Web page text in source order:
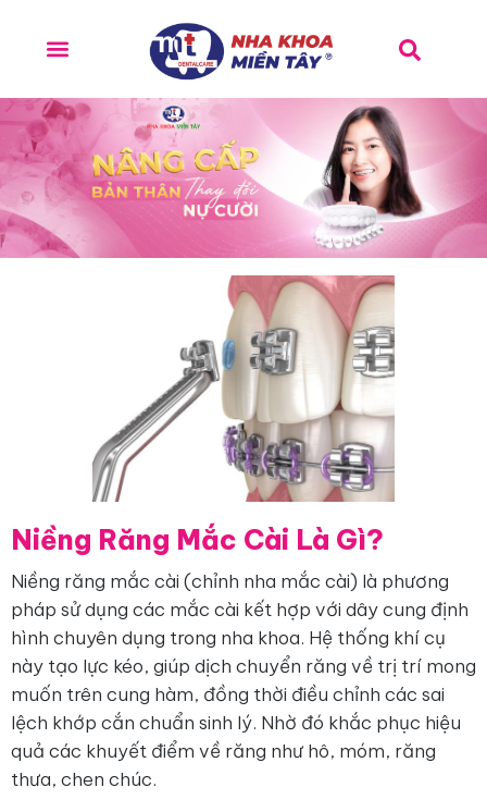
Niềng Răng Mắc Cài Là Gì?
Niềng răng mắc cài (chỉnh nha mắc cài) là phương
pháp sử dụng các mắc cài kết hợp với dây cung định
hình chuyên dụng trong nha khoa. Hệ thống khí cụ
này tạo lực kéo, giúp dịch chuyển răng về trị trí mong
muốn trên cung hàm, đồng thời điều chỉnh các sai
lệch khớp cắn chuẩn sinh lý. Nhờ đó khắc phục hiệu
quả các khuyết điểm về răng như hô, móm, răng
thưa, chen chúc.